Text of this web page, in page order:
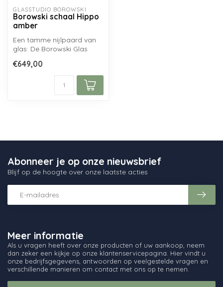
GLASSTUDIO BOROWSKI
Borowski schaal Hippo
amber
Een tamme nijlpaard van
glas: De Borowski Glas
grote bek,...
€649,00
Meer informatie
Als u vragen heeft over onze producten of uw aankoop, neem
dan zeker een kijkje op onze klantenservicepagina. Hier vindt u
onze bedrijfsgegevens, antwoorden op veelgestelde vragen en
verschillende manieren om contact met ons op te nemen.
Abonneer je op onze nieuwsbrief
Blijf op de hoogte over onze laatste acties